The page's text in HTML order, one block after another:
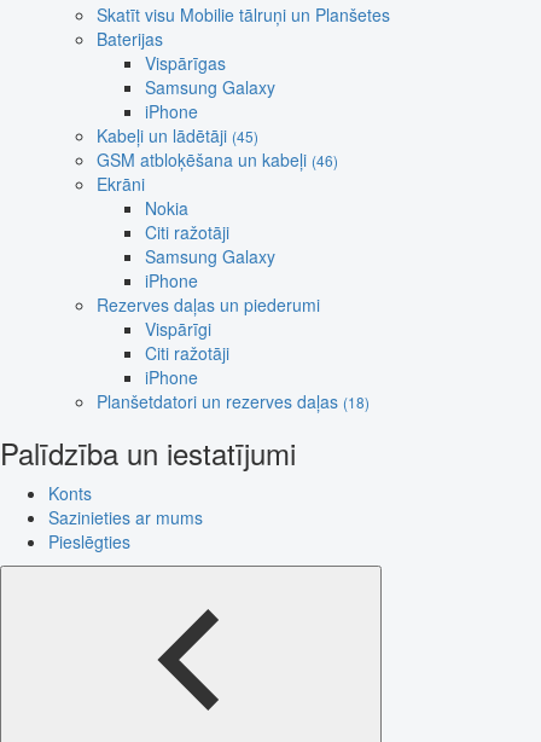
Skatīt visu Mobilie tālruņi un Planšetes
Baterijas
Vispārīgas
Samsung Galaxy
iPhone
Kabeļi un lādētāji (45)
GSM atbloķēšana un kabeļi (46)
Ekrāni
Nokia
Citi ražotāji
Samsung Galaxy
iPhone
Rezerves daļas un piederumi
Vispārīgi
Citi ražotāji
iPhone
Planšetdatori un rezerves daļas (18)
Palīdzība un iestatījumi
Konts
Sazinieties ar mums
Pieslēgties